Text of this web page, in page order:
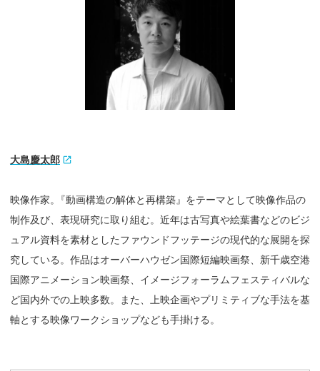
大島慶太郎
映像作家。
『動画構造の解体と再構築』をテーマとして映像作品の
制作及び、 表現研究に取り組む。近年は古写真や絵葉書などのビジ
ュアル資料を素材としたファウンドフッテージの現代的な展開を探
究している 。作品はオーバーハウゼン国際短編映画祭、新千歳空港
国際アニメーション映画祭、イメージフォーラムフェスティバルな
ど国内外での上映多数。また、上映企画やプリミティブな手法を基
軸とする映像ワークショップなども手掛ける。